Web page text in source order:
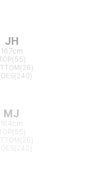
JH
167cm
MJ
164cm